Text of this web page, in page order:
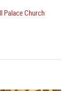
Palace Church